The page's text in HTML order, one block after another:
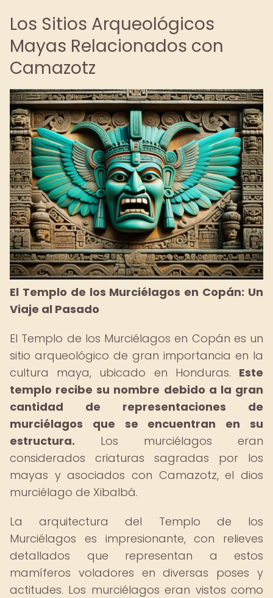
Los Sitios Arqueológicos
Mayas Relacionados con
Camazotz
El Templo de los Murciélagos en Copán: Un
Viaje al Pasado
El Templo de los Murciélagos en Copán es un
sitio arqueológico de gran importancia en la
cultura maya, ubicado en Honduras. Este
templo recibe su nombre debido a la gran
cantidad de representaciones de
murciélagos que se encuentran en su
estructura. Los murciélagos eran
considerados criaturas sagradas por los
mayas y asociados con Camazotz, el dios
murciélago de Xibalbá.
La arquitectura del Templo de los
Murciélagos es impresionante, con relieves
detallados que representan a estos
mamíferos voladores en diversas poses y
actitudes. Los murciélagos eran vistos como